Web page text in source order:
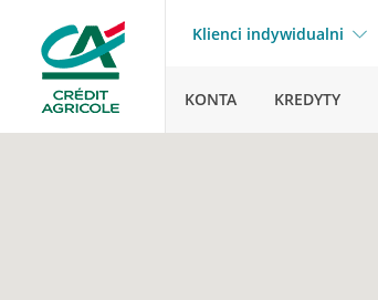
Klienci indywidualni
KONTA KREDYTY